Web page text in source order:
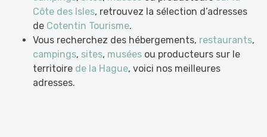
Côte des Isles, retrouvez la sélection d’adresses
de Cotentin Tourisme.
Vous recherchez des hébergements, restaurants,
campings, sites, musées ou producteurs sur le
territoire de la Hague, voici nos meilleures
adresses.